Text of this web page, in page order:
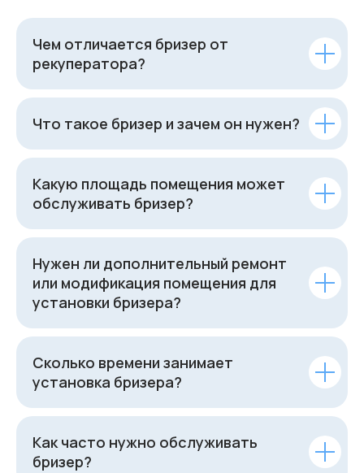
Чем отличается бризер от
рекуператора?
Что такое бризер и зачем он нужен?
Какую площадь помещения может
обслуживать бризер?
Нужен ли дополнительный ремонт
или модификация помещения для
установки бризера?
Сколько времени занимает
установка бризера?
Как часто нужно обслуживать
бризер?